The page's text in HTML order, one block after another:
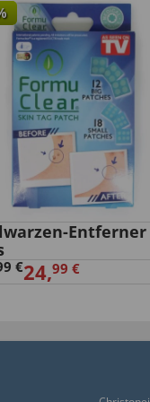
Eurotops gute
ich empfehlen.”
Entferner
€24,99 €